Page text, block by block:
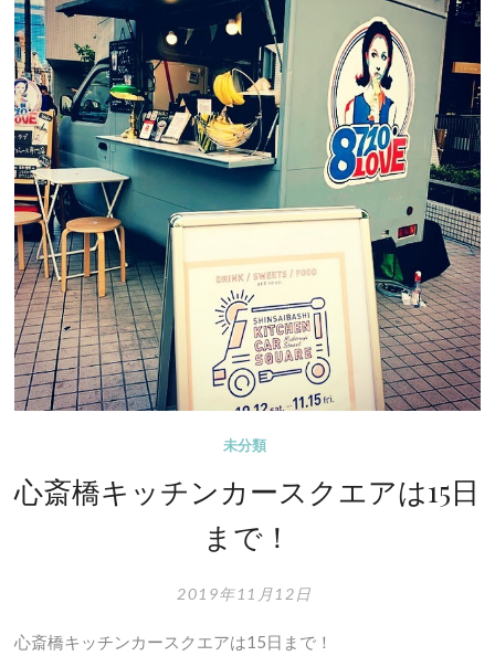
で
ご
一
緒
し
た
バ
た
ハ
コ
届
未分類
心斎橋キッチンカースクエアは15日
まで！
2019年11月12日
心斎橋キッチンカースクエアは15日まで！